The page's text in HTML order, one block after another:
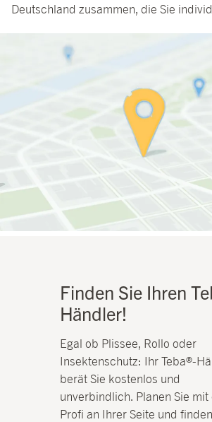
Deutschland zusammen, die Sie
Finden Sie Ihren
Händler!
Egal ob Plissee, Rollo oder
Insektenschutz: Ihr Teba®-
berät Sie kostenlos und
unverbindlich. Planen Sie mit
Profi an Ihrer Seite und